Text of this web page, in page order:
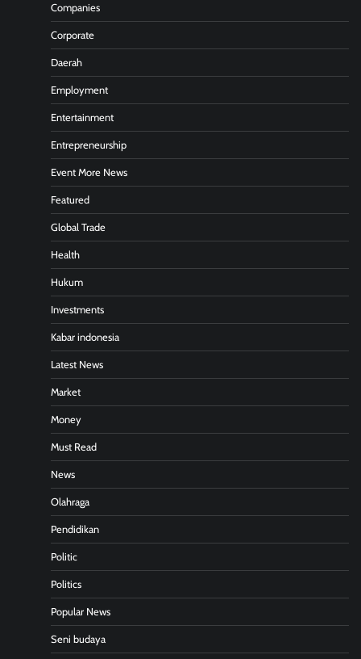
Companies
Corporate
Daerah
Employment
Entertainment
Entrepreneurship
Event More News
Featured
Global Trade
Health
Hukum
Investments
Kabar indonesia
Latest News
Market
Money
Must Read
News
Olahraga
Pendidikan
Politic
Politics
Popular News
Seni budaya